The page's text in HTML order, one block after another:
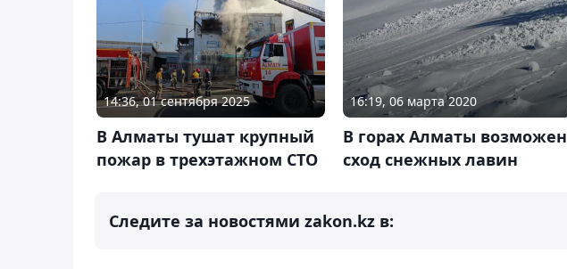
14:36, 01 сентября 2025
В Алматы тушат крупный
пожар в трехэтажном СТО
16:19, 06 марта 2020
В горах Алматы возможен
сход снежных лавин
Следите за новостями zakon.kz в: